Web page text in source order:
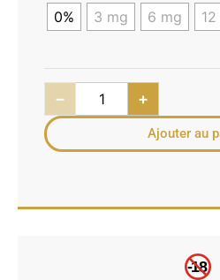
0% 3 mg 6 mg
− +
Ajouter au
-18